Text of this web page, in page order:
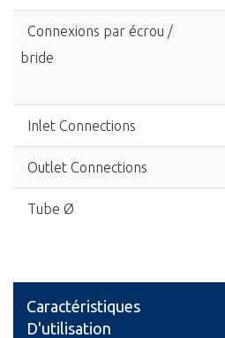
Connexions par écrou /
bride
Inlet Connections
Outlet Connections
Tube Ø
Caractéristiques
D'utilisation